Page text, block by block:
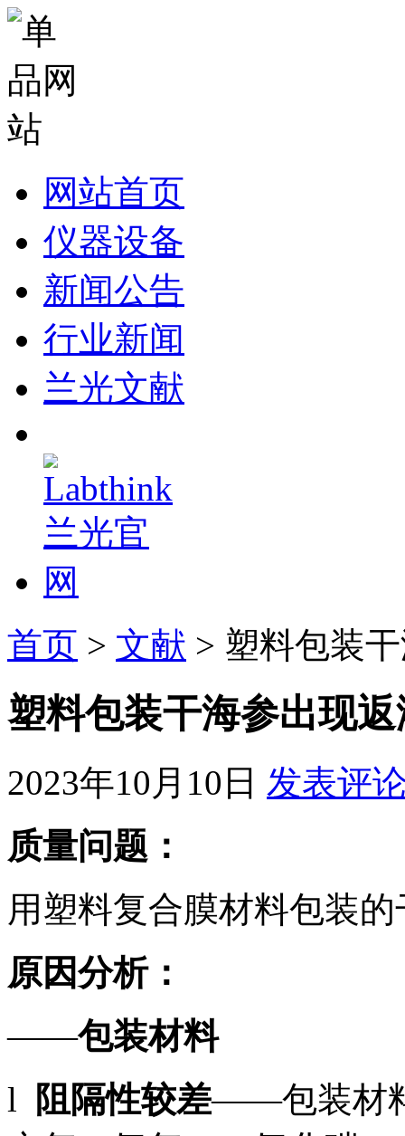
网站首页
仪器设备
新闻公告
行业新闻
兰光文献
首页 > 文献 > 塑料包装
塑料包装干海参出现
2023年10月10日 发表评
质量问题：
用塑料复合膜材料包装
原因分析：
——包装材料
l
阻隔性较差——包装材